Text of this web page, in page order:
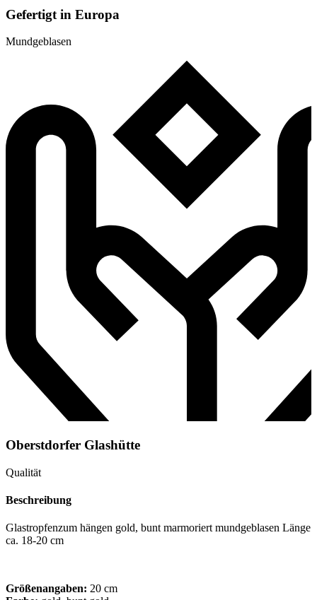
Gefertigt in Europa
Mundgeblasen
Oberstdorfer Glashütte
Qualität
Beschreibung
Glastropfenzum hängen gold, bunt marmoriert mundgeblasen Länge
ca. 18-20 cm
Größenangaben: 20 cm